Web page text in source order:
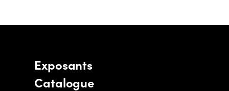
Exposants
Catalogue